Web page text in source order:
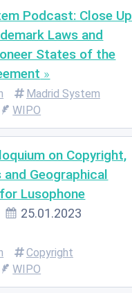
Podcast: Close Up
Laws and
States of the
Madrid System
WIPO
on Copyright,
Geographical
Lusophone
25.01.2023
Copyright
WIPO